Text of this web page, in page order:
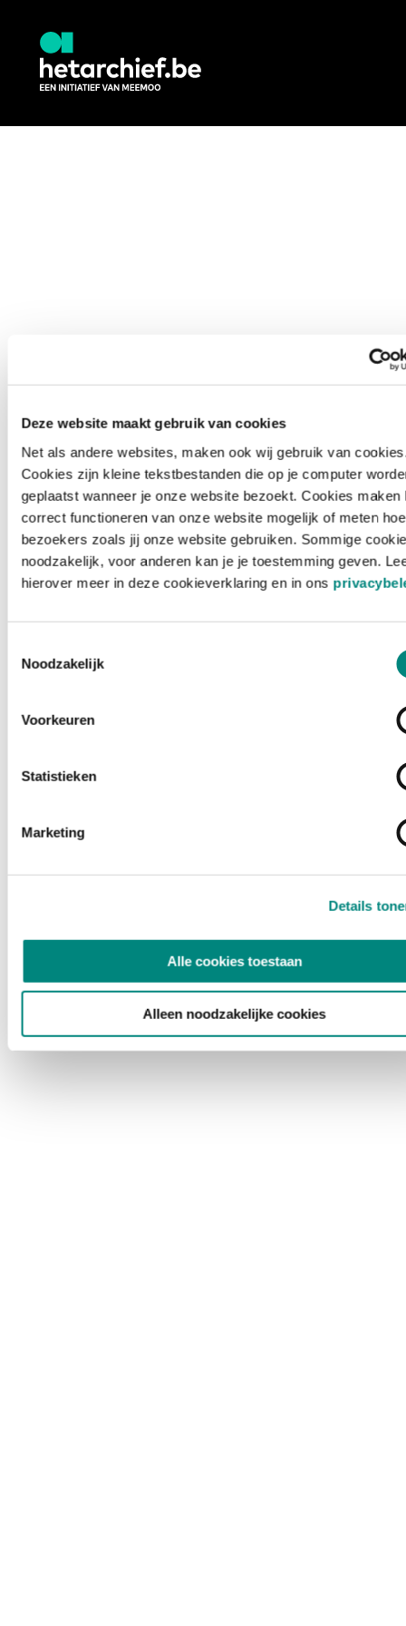
Deze website maakt gebruik van cookies
Net als andere websites, maken ook wij gebruik van
Cookies zijn kleine tekstbestanden die op je computer
geplaatst wanneer je onze website bezoekt. Cookies maken
correct functioneren van onze website mogelijk of meten hoe
bezoekers zoals jij onze website gebruiken. Sommige
noodzakelijk, voor anderen kan je je toestemming geven.
hierover meer in deze cookieverklaring en in ons
Noodzakelijk
Voorkeuren
Statistieken
Marketing
Details
Alle cookies toestaan
Alleen noodzakelijke cookies